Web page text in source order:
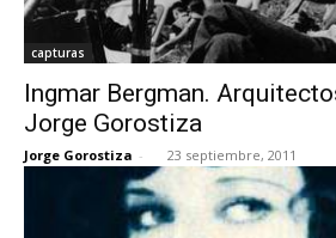
capturas
Ingmar Bergman.
Jorge Gorostiza
Jorge Gorostiza - 23 septiembre, 2011